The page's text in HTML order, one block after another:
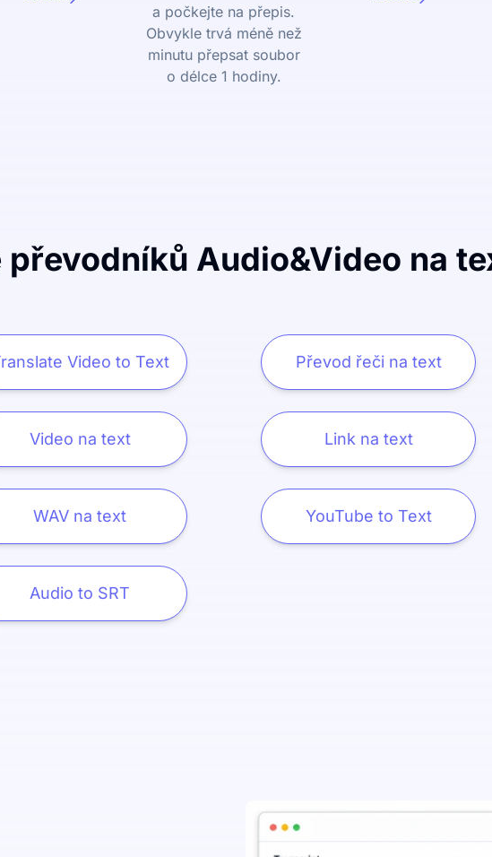
a počkejte na přepis.
Obvykle trvá méně než
minutu přepsat soubor
o délce 1 hodiny.
převodníků Audio&Video na
Video to Text Převod řeči na text
Video na text Link na text
WAV na text YouTube to Text
Audio to SRT